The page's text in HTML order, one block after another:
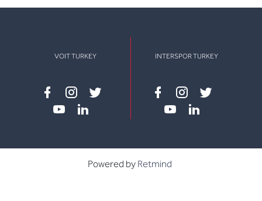
VOIT TURKEY
Facebook
instagram
twitter
INTERSPOR TURKEY
Facebook
instagram
twitter
Powered by Retmind